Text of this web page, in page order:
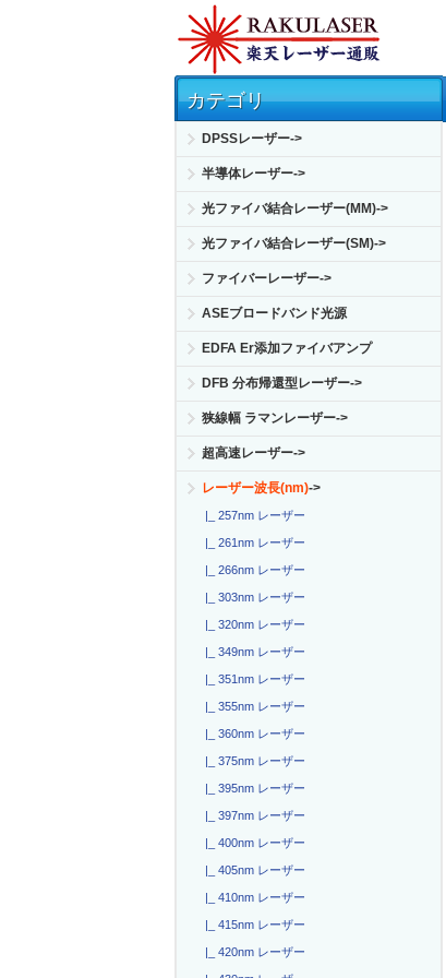
カテゴリ
DPSSレーザー->
半導体レーザー->
光ファイバ結合レーザー(MM)->
光ファイバ結合レーザー(SM)->
ファイバーレーザー->
ASEブロードバンド光源
EDFA Er添加ファイバアンプ
DFB 分布帰還型レーザー->
狭線幅 ラマンレーザー->
超高速レーザー->
レーザー波長(nm)->
|_ 257nm レーザー
|_ 261nm レーザー
|_ 266nm レーザー
|_ 303nm レーザー
|_ 320nm レーザー
|_ 349nm レーザー
|_ 351nm レーザー
|_ 355nm レーザー
|_ 360nm レーザー
|_ 375nm レーザー
|_ 395nm レーザー
|_ 397nm レーザー
|_ 400nm レーザー
|_ 405nm レーザー
|_ 410nm レーザー
|_ 415nm レーザー
|_ 420nm レーザー